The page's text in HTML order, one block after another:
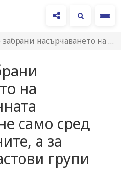
на нетрадиционната сексуалност не само сред…
на
само сред
а за
групи